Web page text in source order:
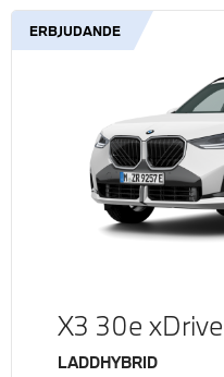
ERBJUDANDE
X3 30e xDrive
Bränsle
LADDHYBRID